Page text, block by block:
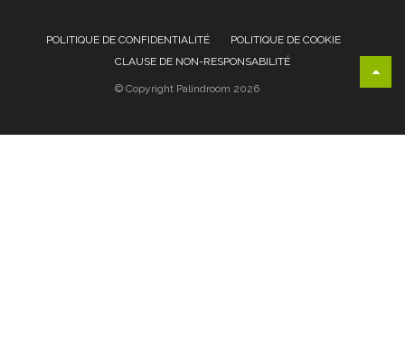
POLITIQUE DE CONFIDENTIALITÉ
POLITIQUE DE COOKIE
CLAUSE DE NON-RESPONSABILITÉ
© Copyright Palindroom 2026